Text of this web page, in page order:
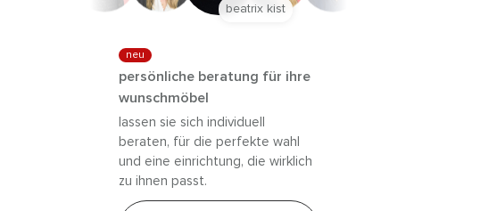
neu
persönliche beratung für ihre
wunschmöbel
lassen sie sich individuell
beraten, für die perfekte wahl
und eine einrichtung, die wirklich
zu ihnen passt.
beatrix kist